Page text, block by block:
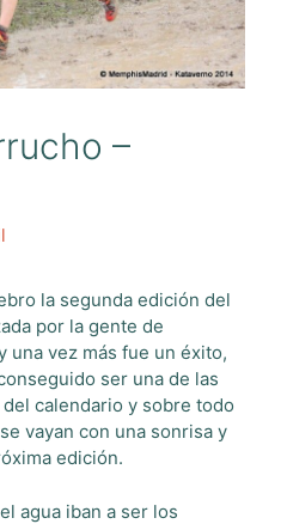
–
la segunda edición del
por la gente de
una vez más fue un éxito,
ser una de las
calendario y sobre todo
vayan con una sonrisa y
edición.
agua iban a ser los